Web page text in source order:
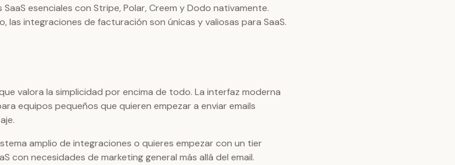
esenciales con Stripe, Polar, Creem y Dodo nativamente.
las integraciones de facturación son únicas y valiosas para SaaS.
valora la simplicidad por encima de todo. La interfaz moderna
equipos pequeños que quieren empezar a enviar emails
amplio de integraciones o quieres empezar con un tier
con necesidades de marketing general más allá del email.